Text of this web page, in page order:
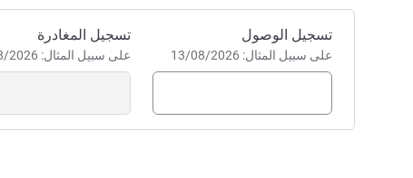
احجز في هذا الفندق
تسجيل الوصول
على سبيل المثال: 13/08/2026
تسجيل المغادرة
على سبيل المثال: 13/08/2026